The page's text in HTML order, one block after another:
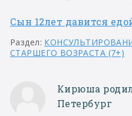
Сын 12лет давится
Раздел:
СТАРШЕГО ВОЗРАСТА (7+)
Кирюша
Петербург